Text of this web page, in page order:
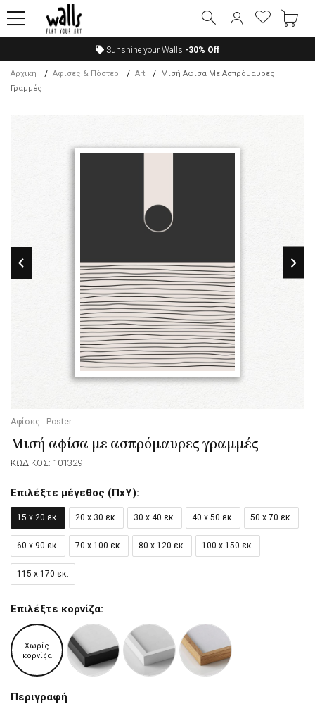
Sunshine your Walls -30% Off
Αρχική Αφίσες & Πόστερ Art
Μισή Αφίσα Με Ασπρόμαυρες
Γραμμές
Αφίσες - Poster
Μισή αφίσα με ασπρόμαυρες γραμμές
ΚΩΔΙΚΟΣ: 101329
Επιλέξτε μέγεθος (ΠxΥ):
15 x 20 εκ. 20 x 30 εκ. 30 x 40 εκ. 40 x 50 εκ. 50 x 70 εκ.
60 x 90 εκ. 70 x 100 εκ. 80 x 120 εκ. 100 x 150 εκ.
115 x 170 εκ.
Επιλέξτε κορνίζα:
Χωρίς
κορνίζα
Περιγραφή